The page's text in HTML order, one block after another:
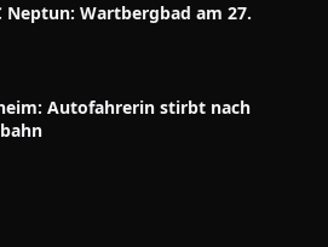
Neptun: Wartbergbad am 27.
Autofahrerin stirbt nach